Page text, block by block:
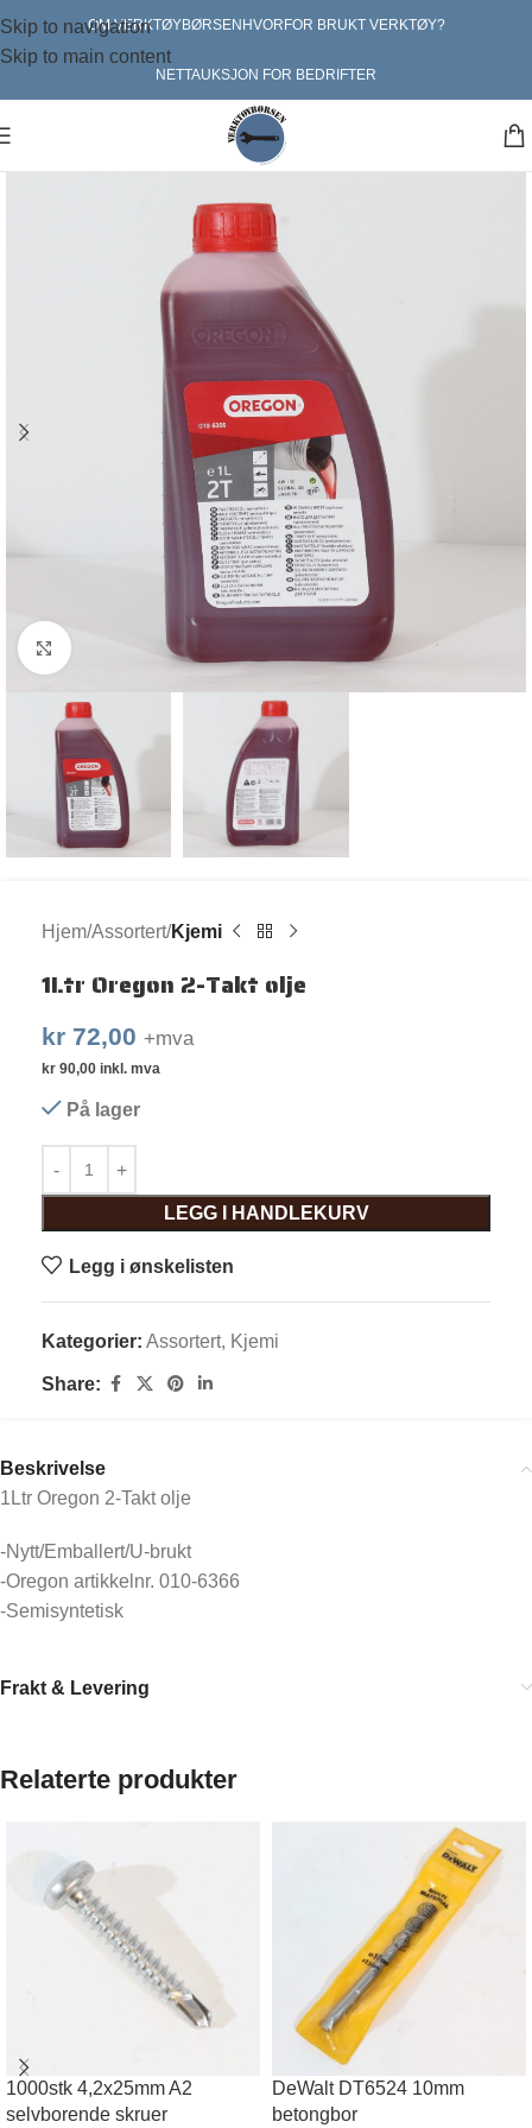
Skip to navigation
Skip to main content
OM VERKTØYBØRSEN HVORFOR BRUKT VERKTØY?
NETTAUKSJON FOR BEDRIFTER
Klikk for større bilde
Hjem Assortert Kjemi
1Ltr Oregon 2-Takt olje
kr 72,00 +mva
kr 90,00 inkl. mva
På lager
LEGG I HANDLEKURV
Legg i ønskelisten
Kategorier: Assortert, Kjemi
Share:
Beskrivelse
1Ltr Oregon 2-Takt olje
-Nytt/Emballert/U-brukt
-Oregon artikkelnr. 010-6366
-Semisyntetisk
Frakt & Levering
Relaterte produkter
1000stk 4,2x25mm A2
selvborende skruer
DeWalt DT6524 10mm
betongbor